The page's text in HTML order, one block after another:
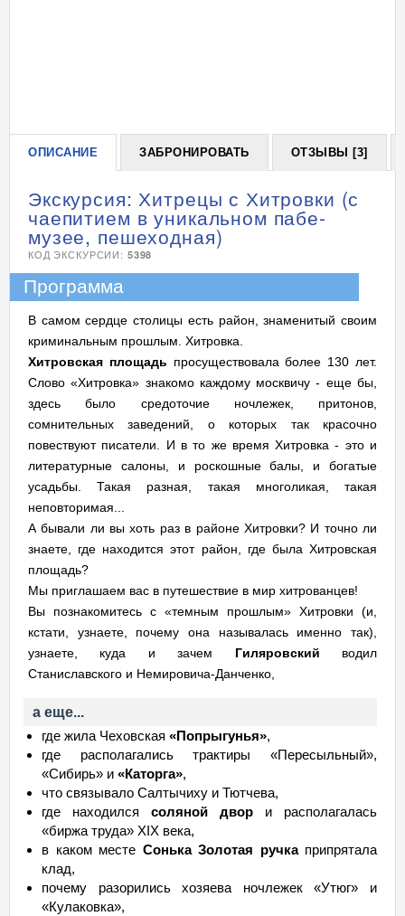
ОПИСАНИЕ ЗАБРОНИРОВАТЬ ОТЗЫВЫ [3]
Экскурсия: Хитрецы с Хитровки (с
чаепитием в уникальном пабе-
музее, пешеходная)
КОД ЭКСКУРСИИ: 5398
Программа
В самом сердце столицы есть район, знаменитый своим
криминальным прошлым. Хитровка.
Хитровская площадь просуществовала более 130 лет.
Слово «Хитровка» знакомо каждому москвичу - еще бы,
здесь было средоточие ночлежек, притонов,
сомнительных заведений, о которых так красочно
повествуют писатели. И в то же время Хитровка - это и
литературные салоны, и роскошные балы, и богатые
усадьбы. Такая разная, такая многоликая, такая
неповторимая...
А бывали ли вы хоть раз в районе Хитровки? И точно ли
знаете, где находится этот район, где была Хитровская
площадь?
Мы приглашаем вас в путешествие в мир хитрованцев!
Вы познакомитесь с «темным прошлым» Хитровки (и,
кстати, узнаете, почему она называлась именно так),
узнаете, куда и зачем Гиляровский водил
Станиславского и Немировича-Данченко,
а еще...
где жила Чеховская «Попрыгунья»,
где располагались трактиры «Пересыльный»,
«Сибирь» и «Каторга»,
что связывало Салтычиху и Тютчева,
где находился соляной двор и располагалась
«биржа труда» XIX века,
в каком месте Сонька Золотая ручкаприпрятала
клад,
почему разорились хозяева ночлежек «Утюг» и
«Кулаковка»,